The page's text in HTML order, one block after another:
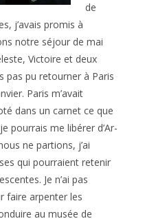
de
j’avais promis à
notre séjour de mai
Victoire et deux
pas pu retourner à Paris
Paris m’avait
dans un carnet ce que
pourrais me libérer d’Ar-
ne partions, j’ai
qui pourraient retenir
Je n’ai pas
faire arpenter les
au musée de